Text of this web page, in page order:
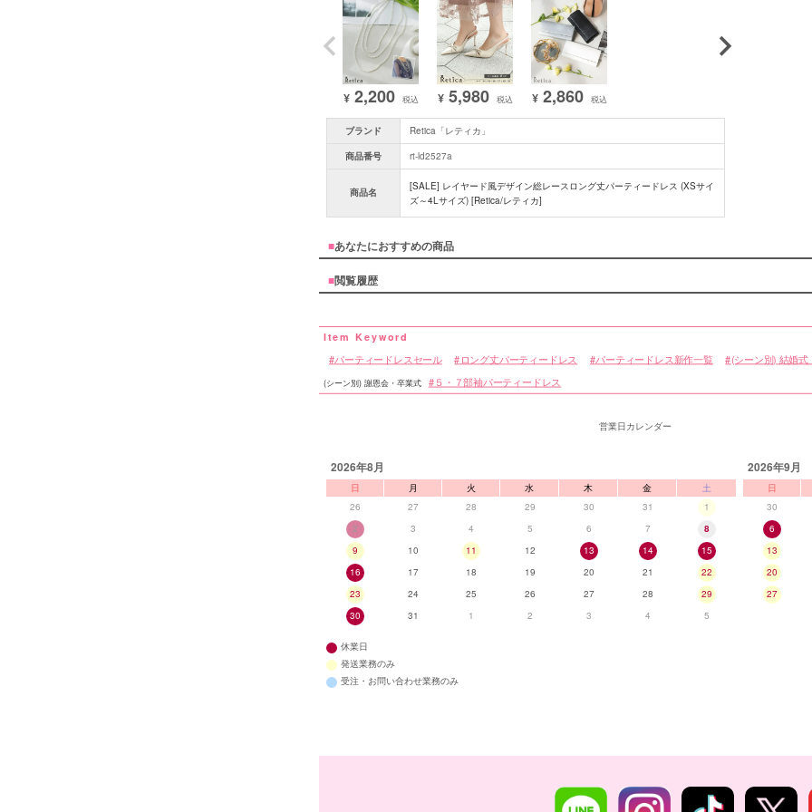
¥ 2,200 税込 ¥ 5,980 税込 ¥ 2,860 税込
ブランド
Retica「レティカ」
商品番号
rt-ld2527a
商品名
[SALE] レイヤード風デザイン総レースロング丈パーティードレス (XSサイ
ズ～4Lサイズ) [Retica/レティカ]
■あなたにおすすめの商品
■閲覧履歴
パーティードレスセール ロング丈パーティードレス パーティードレス新作一覧 (シーン別) 結婚式
(シーン別) 謝恩会・卒業式 ５・７部袖パーティードレス
営業日カレンダー
2026年8月
日 月 火 水 木 金
土
26
27 28 29 30 31
1
2
3 4 5 6 7
8
9
10 11 12 13 14
15
16
17 18 19 20 21
22
23
24 25 26 27 28
29
30
31 1 2 3 4 5
2026年9月
日
30
6
13
20
27
休業日
発送業務のみ
受注・お問い合わせ業務のみ